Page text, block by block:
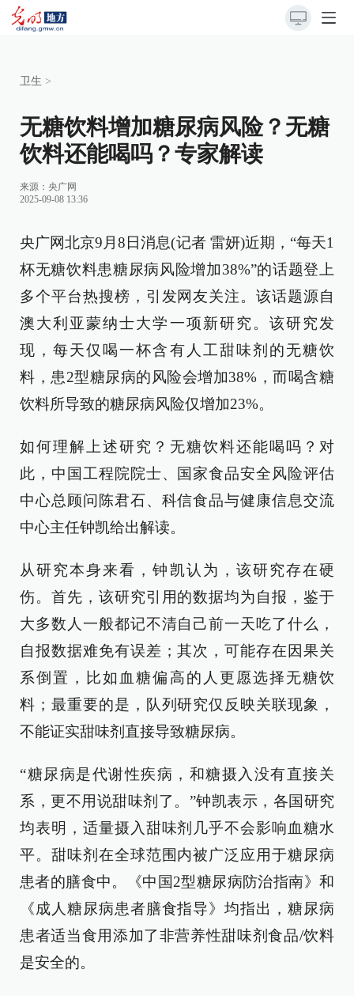
卫生 >
无糖饮料增加糖尿病风险？无糖
饮料还能喝吗？专家解读
来源： 央广网
2025-09-08 13:36
央广网北京9月8日消息(记者 雷妍)近期，“每天1
杯无糖饮料患糖尿病风险增加38%”的话题登上
多个平台热搜榜，引发网友关注。该话题源自
澳大利亚蒙纳士大学一项新研究。该研究发
现，每天仅喝一杯含有人工甜味剂的无糖饮
料，患2型糖尿病的风险会增加38%，而喝含糖
饮料所导致的糖尿病风险仅增加23%。
如何理解上述研究？无糖饮料还能喝吗？对
此，中国工程院院士、国家食品安全风险评估
中心总顾问陈君石、科信食品与健康信息交流
中心主任钟凯给出解读。
从研究本身来看，钟凯认为，该研究存在硬
伤。首先，该研究引用的数据均为自报，鉴于
大多数人一般都记不清自己前一天吃了什么，
自报数据难免有误差；其次，可能存在因果关
系倒置，比如血糖偏高的人更愿选择无糖饮
料；最重要的是，队列研究仅反映关联现象，
不能证实甜味剂直接导致糖尿病。
“糖尿病是代谢性疾病，和糖摄入没有直接关
系，更不用说甜味剂了。”钟凯表示，各国研究
均表明，适量摄入甜味剂几乎不会影响血糖水
平。甜味剂在全球范围内被广泛应用于糖尿病
患者的膳食中。《中国2型糖尿病防治指南》和
《成人糖尿病患者膳食指导》均指出，糖尿病
患者适当食用添加了非营养性甜味剂食品/饮料
是安全的。